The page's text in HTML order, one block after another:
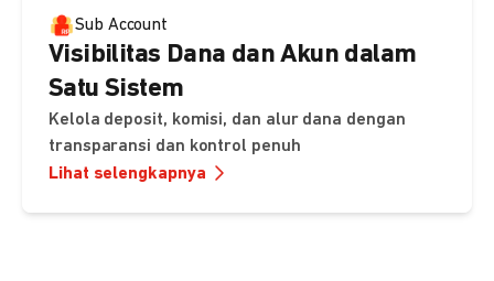
Sub Account
Visibilitas Dana dan Akun dalam
Satu Sistem
Kelola deposit, komisi, dan alur dana dengan
transparansi dan kontrol penuh
Lihat selengkapnya